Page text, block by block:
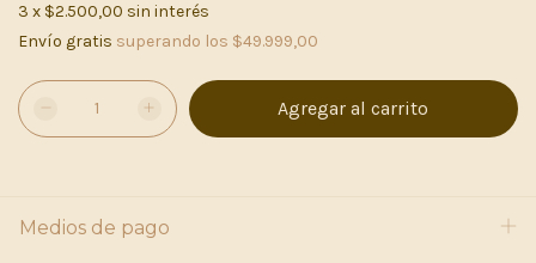
3 x $2.500,00 sin interés
Envío gratis superando los $49.999,00
Medios de pago